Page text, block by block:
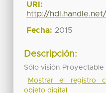
URI:
http://
Fecha: 2015
Descripción:
Sólo visión Proyectable
Mostrar el registro
objeto digital